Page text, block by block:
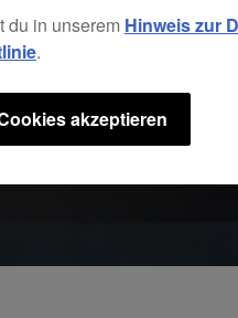
du in unserem Hinweis zur
.
akzeptieren